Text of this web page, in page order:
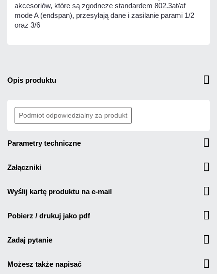
akcesoriów, które są zgodneze standardem 802.3at/af
mode A (endspan), przesyłają dane i zasilanie parami 1/2
oraz 3/6
opis produktu
Podmiot odpowiedzialny za produkt
parametry techniczne
załączniki
wyślij kartę produktu na e-mail
pobierz / drukuj jako pdf
zadaj pytanie
możesz także napisać